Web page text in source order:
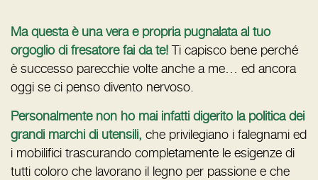
Ma questa è una vera e propria pugnalata al tuo
orgoglio di fresatore fai da te! Ti capisco bene perché
è successo parecchie volte anche a me… ed ancora
oggi se ci penso divento nervoso.
Personalmente non ho mai infatti digerito la politica dei
grandi marchi di utensili, che privilegiano i falegnami ed
i mobilifici trascurando completamente le esigenze di
tutti coloro che lavorano il legno per passione e che